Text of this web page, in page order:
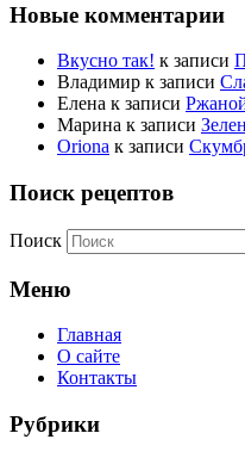
Новые комментарии
Вкусно так! к записи
Владимир к записи
Елена к записи
Марина к записи
Oriona к записи
Поиск рецептов
Поиск
Меню
Главная
О сайте
Контакты
Рубрики